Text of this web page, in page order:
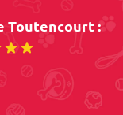
Toutencourt :